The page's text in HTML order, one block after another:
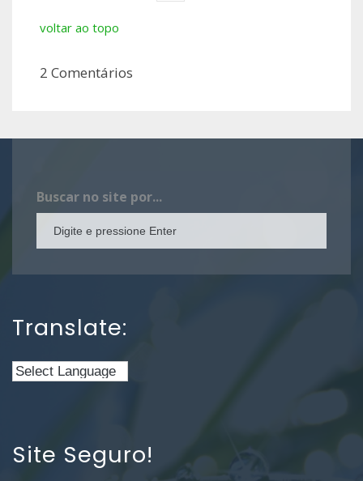
voltar ao topo
2 Comentários
Buscar no site por...
Translate:
Site Seguro!